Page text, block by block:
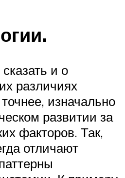
и о
различиях
изначально
развитии за
факторов. Так,
отличают